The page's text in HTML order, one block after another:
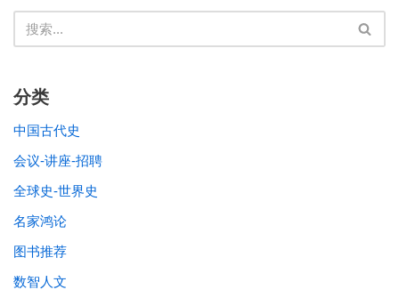
分类
中国古代史
会议-讲座-招聘
全球史-世界史
名家鸿论
图书推荐
数智人文